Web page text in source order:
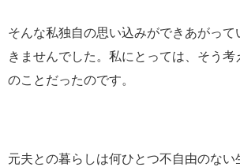
そんな私独自の思い込みができあがって
きませんでした。私にとっては、そう考
のことだったのです。
元夫との暮らしは何ひとつ不自由のない